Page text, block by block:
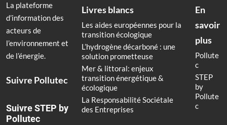
La plateforme
d’information des
acteurs de
l’environnement et
de l’énergie.
Suivre Pollutec
Suivre STEP by
Pollutec
Livres blancs
Les aides européennes pour la
transition écologique
L’hydrogène décarboné : une
solution prometteuse
Mer & littoral: enjeux
transition énergétique &
écologique
La Responsabilité Sociétale
des Entreprises
En
savoir
plus
Pollute
c
STEP
by
Pollute
c